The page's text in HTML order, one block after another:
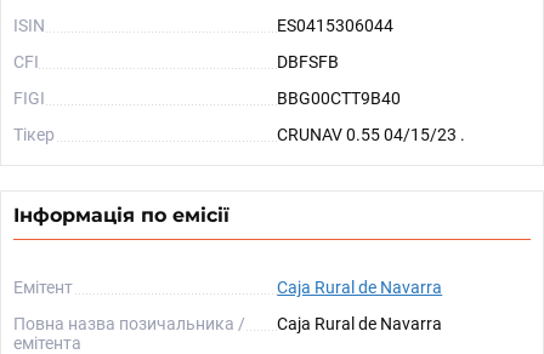
ISIN
ES0415306044
CFI
DBFSFB
FIGI
BBG00CTT9B40
Тікер
CRUNAV 0.55 04/15/23 .
Інформація по емісії
Емітент
Caja Rural de Navarra
Повна назва позичальника /
емітента
Caja Rural de Navarra